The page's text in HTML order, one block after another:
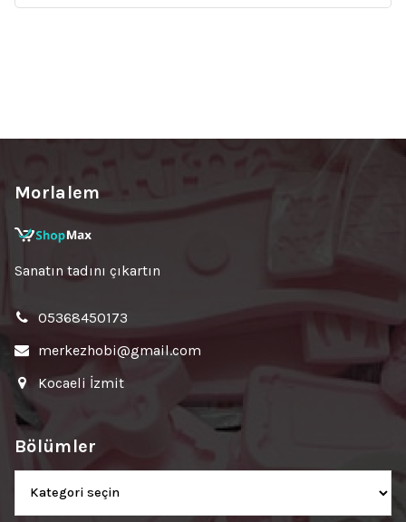
Morlalem
Sanatın tadını çıkartın
05368450173
merkezhobi@gmail.com
Kocaeli İzmit
Bölümler
Bölümler